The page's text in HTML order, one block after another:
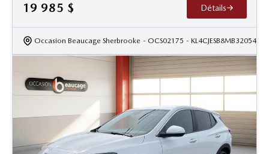
19 985 $ Détails
Occasion Beaucage Sherbrooke - OCS02175 - KL4CJESB8MB320547